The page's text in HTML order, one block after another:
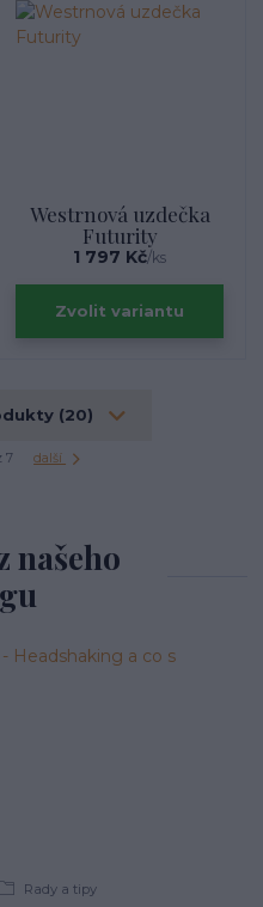
Westrnová uzdečka
Futurity
1 797 Kč/ks
Zvolit variantu
(20)
7 další
našeho
Rady a tipy